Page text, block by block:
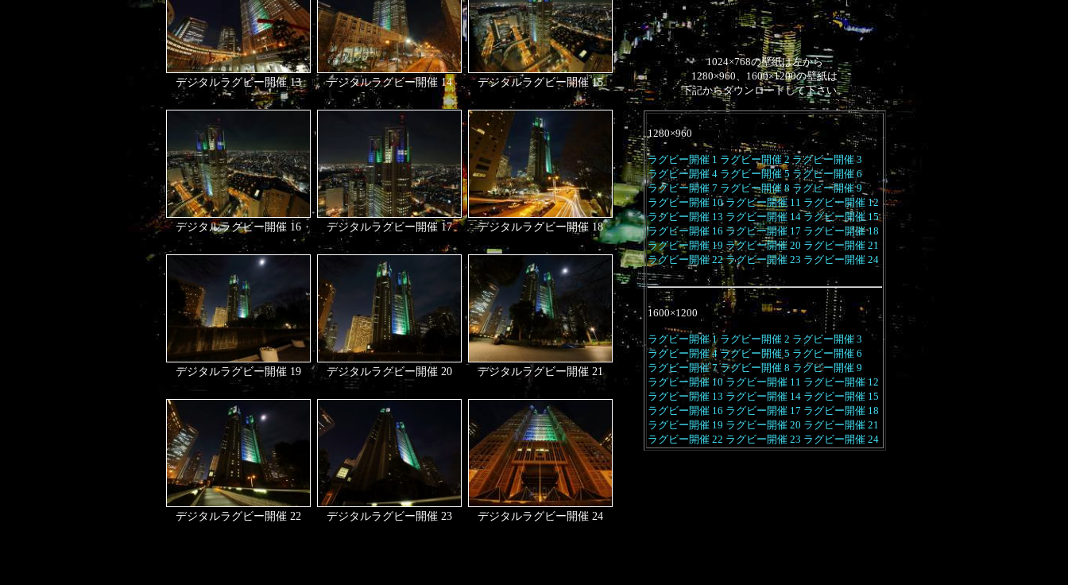
デジタルラグビー開催 13 デジタルラグビー開催 14 デジタルラグビー開催 15
デジタルラグビー開催 16 デジタルラグビー開催 17 デジタルラグビー開催 18
デジタルラグビー開催 19 デジタルラグビー開催 20 デジタルラグビー開催 21
デジタルラグビー開催 22 デジタルラグビー開催 23 デジタルラグビー開催 24
1024×768の壁紙は左から
1280×960、1600×1200の壁紙は
下記からダウンロードして下さい。
1280×960
ラグビー開催 1 ラグビー開催 2 ラグビー開催 3
ラグビー開催 4 ラグビー開催 5 ラグビー開催 6
ラグビー開催 7 ラグビー開催 8 ラグビー開催 9
ラグビー開催 10 ラグビー開催 11 ラグビー開催 12
ラグビー開催 13 ラグビー開催 14 ラグビー開催 15
ラグビー開催 16 ラグビー開催 17 ラグビー開催 18
ラグビー開催 19 ラグビー開催 20 ラグビー開催 21
ラグビー開催 22 ラグビー開催 23 ラグビー開催 24
1600×1200
ラグビー開催 1 ラグビー開催 2 ラグビー開催 3
ラグビー開催 4 ラグビー開催 5 ラグビー開催 6
ラグビー開催 7 ラグビー開催 8 ラグビー開催 9
ラグビー開催 10 ラグビー開催 11 ラグビー開催 12
ラグビー開催 13 ラグビー開催 14 ラグビー開催 15
ラグビー開催 16 ラグビー開催 17 ラグビー開催 18
ラグビー開催 19 ラグビー開催 20 ラグビー開催 21
ラグビー開催 22 ラグビー開催 23 ラグビー開催 24